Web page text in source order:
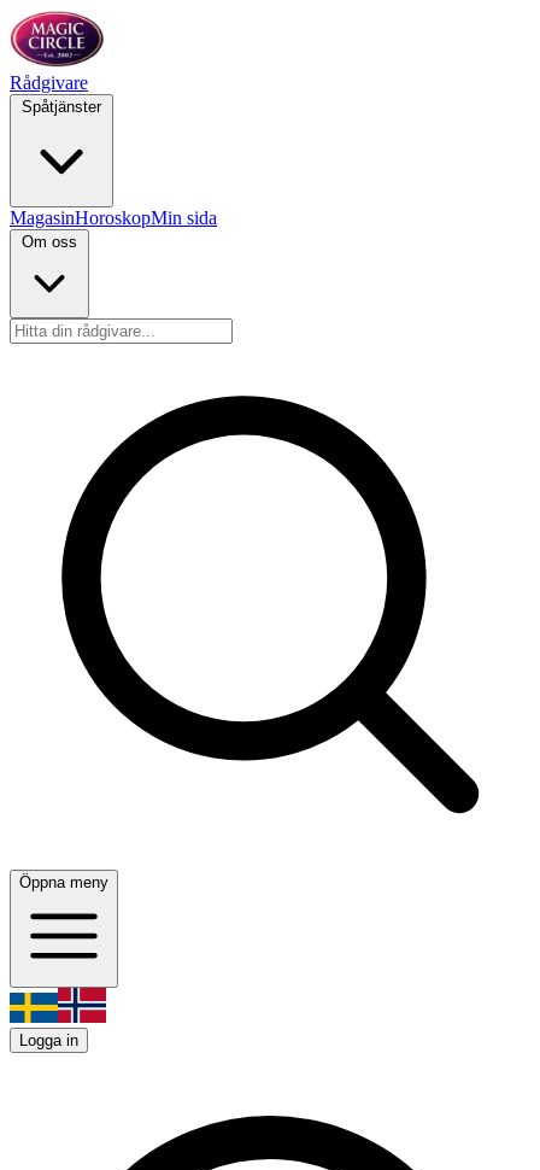
Rådgivare
Spåtjänster
MagasinHoroskopMin sida
Öppna meny
Logga in